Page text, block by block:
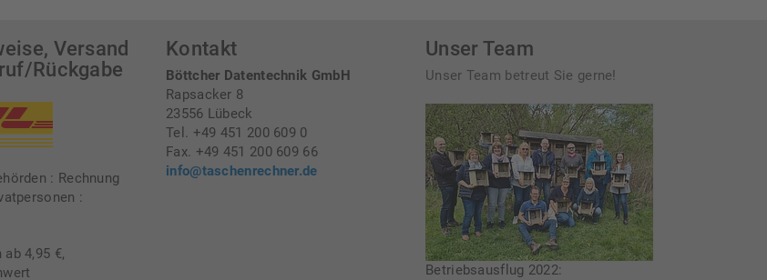
Versand
Rückgabe
: Rechnung
:
4,95 €,
Kontakt
Böttcher Datentechnik GmbH
Rapsacker 8
23556 Lübeck
Tel. +49 451 200 609 0
Fax. +49 451 200 609 66
info@taschenrechner.de
Unser Team
Unser Team betreut Sie gerne!
Betriebsausflug 2022: